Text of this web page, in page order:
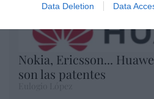
Data Deletion Data
Nokia, Ericsson...
son las patentes